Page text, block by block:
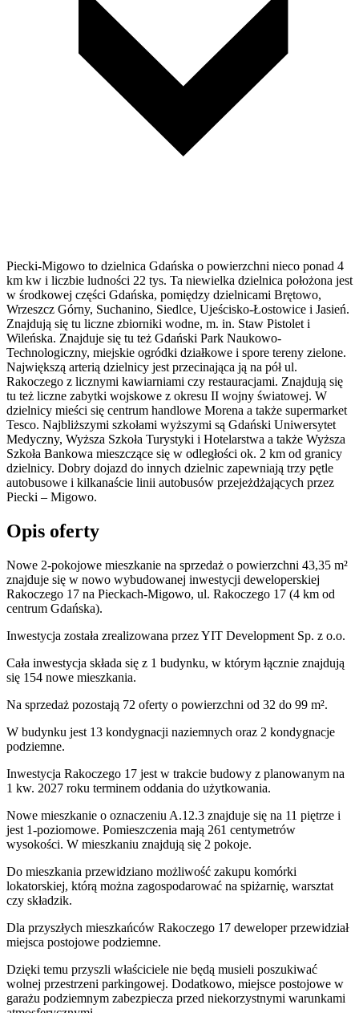
Piecki-Migowo to dzielnica Gdańska o powierzchni nieco ponad 4
km kw i liczbie ludności 22 tys. Ta niewielka dzielnica położona jest
w środkowej części Gdańska, pomiędzy dzielnicami Brętowo,
Wrzeszcz Górny, Suchanino, Siedlce, Ujeścisko-Łostowice i Jasień.
Znajdują się tu liczne zbiorniki wodne, m. in. Staw Pistolet i
Wileńska. Znajduje się tu też Gdański Park Naukowo-
Technologiczny, miejskie ogródki działkowe i spore tereny zielone.
Największą arterią dzielnicy jest przecinająca ją na pół ul.
Rakoczego z licznymi kawiarniami czy restauracjami. Znajdują się
tu też liczne zabytki wojskowe z okresu II wojny światowej. W
dzielnicy mieści się centrum handlowe Morena a także supermarket
Tesco. Najbliższymi szkołami wyższymi są Gdański Uniwersytet
Medyczny, Wyższa Szkoła Turystyki i Hotelarstwa a także Wyższa
Szkoła Bankowa mieszczące się w odległości ok. 2 km od granicy
dzielnicy. Dobry dojazd do innych dzielnic zapewniają trzy pętle
autobusowe i kilkanaście linii autobusów przejeżdżających przez
Piecki – Migowo.
Opis oferty
Nowe 2-pokojowe mieszkanie na sprzedaż o powierzchni 43,35 m²
znajduje się w nowo wybudowanej inwestycji deweloperskiej
Rakoczego 17 na Pieckach-Migowo, ul. Rakoczego 17 (4 km od
centrum Gdańska).
Inwestycja została zrealizowana przezYIT Development Sp. z o.o.
Cała inwestycja składa się z 1 budynku, w którym łącznie znajdują
się 154 nowe mieszkania.
Na sprzedaż pozostają 72 oferty o powierzchni od 32 do 99 m².
W budynku jest 13 kondygnacji naziemnych oraz 2 kondygnacje
podziemne.
Inwestycja Rakoczego 17 jest w trakcie budowy z planowanym na
1 kw. 2027 roku terminem oddania do użytkowania.
Nowe mieszkanie o oznaczeniu A.12.3 znajduje się na 11 piętrze i
jest 1-poziomowe. Pomieszczenia mają 261 centymetrów
wysokości. W mieszkaniu znajdują się 2 pokoje.
Do mieszkania przewidziano możliwość zakupu komórki
lokatorskiej, którą można zagospodarować na spiżarnię, warsztat
czy składzik.
Dla przyszłych mieszkańców Rakoczego 17 deweloper przewidział
miejsca postojowe podziemne.
Dzięki temu przyszli właściciele nie będą musieli poszukiwać
wolnej przestrzeni parkingowej. Dodatkowo, miejsce postojowe w
garażu podziemnym zabezpiecza przed niekorzystnymi warunkami